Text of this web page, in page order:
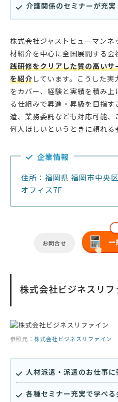
介護関係のセミナーが充実
株式会社ジャストヒューマン
材紹介を中心に全国展開する会
践研修をクリアした質の高い
を紹介しています。こうした
をカバー、経験と実績を積み
る仕組みで昇進・昇級を目指
遣、業務委託なども対応可能
何人ほしいというときに頼れる
企業情報
住所：福岡県 福岡市中央
オフィス7F
お問合せ
株式会社ビジネスリフ
参照元： 株式会社ビジネスリファイン
人材派遣・派遣のお仕事に
各種セミナー充実で学べる